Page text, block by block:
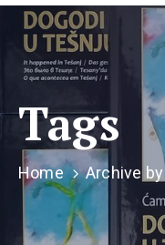
Djelatnosti
Aktuelno
Tags
Home Archive